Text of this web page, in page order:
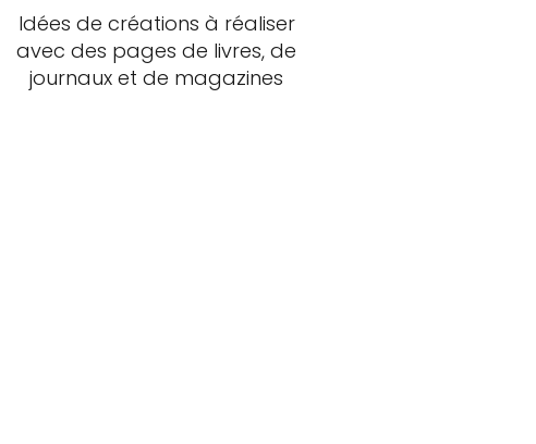
Idées de créations à réaliser
avec des pages de livres, de
journaux et de magazines